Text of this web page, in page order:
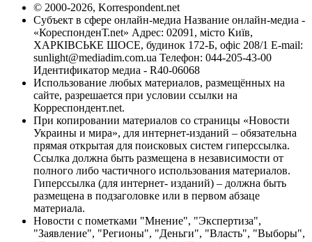
© 2000-2026, Korrespondent.net
Субъект в сфере онлайн-медиа Название онлайн-медиа -
«КореспонденТ.net» Адрес: 02091, місто Київ,
ХАРКІВСЬКЕ ШОСЕ, будинок 172-Б, офіс 208/1 E-mail:
sunlight@mediadim.com.ua Телефон: 044-205-43-00
Идентификатор медиа - R40-06068
Использование любых материалов, размещённых на
сайте, разрешается при условии ссылки на
Корреспондент.net.
При копировании материалов со страницы «Новости
Украины и мира», для интернет-изданий – обязательна
прямая открытая для поисковых систем гиперссылка.
Ссылка должна быть размещена в независимости от
полного либо частичного использования материалов.
Гиперссылка (для интернет- изданий) – должна быть
размещена в подзаголовке или в первом абзаце
материала.
Новости с пометками "Мнение", "Экспертиза",
"Заявление", "Регионы", "Деньги", "Власть", "Выборы",